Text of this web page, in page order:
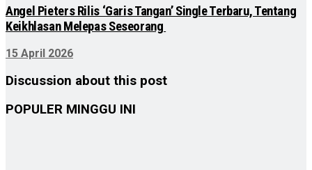
Angel Pieters Rilis ‘Garis Tangan’ Single Terbaru, Tentang
Keikhlasan Melepas Seseorang
15 April 2026
Discussion about this post
POPULER MINGGU INI